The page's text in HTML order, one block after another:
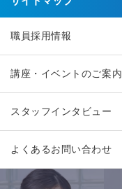
職員採用情報
講座・イベントのご案内
スタッフインタビュー
よくあるお問い合わせ